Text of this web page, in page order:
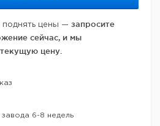
поднять цены — запросите
сейчас, и мы
цену.
6-8 недель